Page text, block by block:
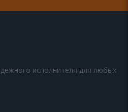
исполнителя для любых